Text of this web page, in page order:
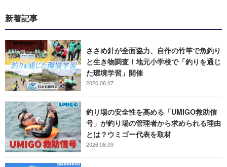
新着記事
ささめ針が全面協力、自作の竹竿で魚釣り
と生き物調査！地元小学校で「釣りを通じ
た環境学習」開催
2026.08.07
釣り場の安全性を高める「UMIGO救助信
号」が釣り場の管理者から求められる理由
とは？ウミゴー代表を取材
2026.08.09